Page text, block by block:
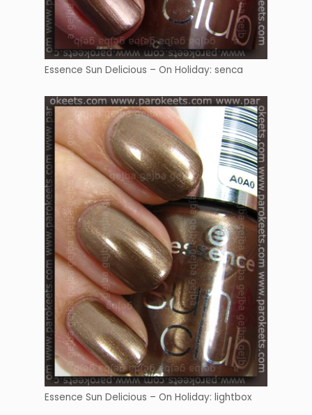
Essence Sun Delicious – On Holiday: senca
Essence Sun Delicious – On Holiday: lightbox